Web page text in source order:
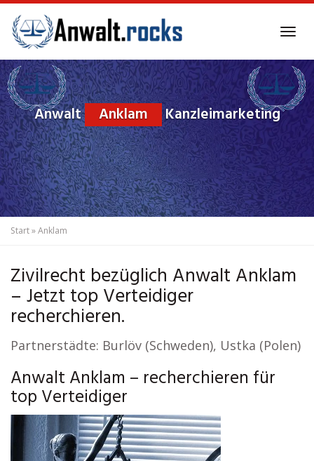
to
main
content
Anwalt Anklam Kanzleimarketing
Start»Anklam
Zivilrecht bezüglich Anwalt Anklam
– Jetzt top Verteidiger
recherchieren.
Partnerstädte: Burlöv (Schweden), Ustka (Polen)
Anwalt Anklam – recherchieren für
top Verteidiger